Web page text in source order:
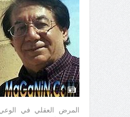
المرض العقلي في